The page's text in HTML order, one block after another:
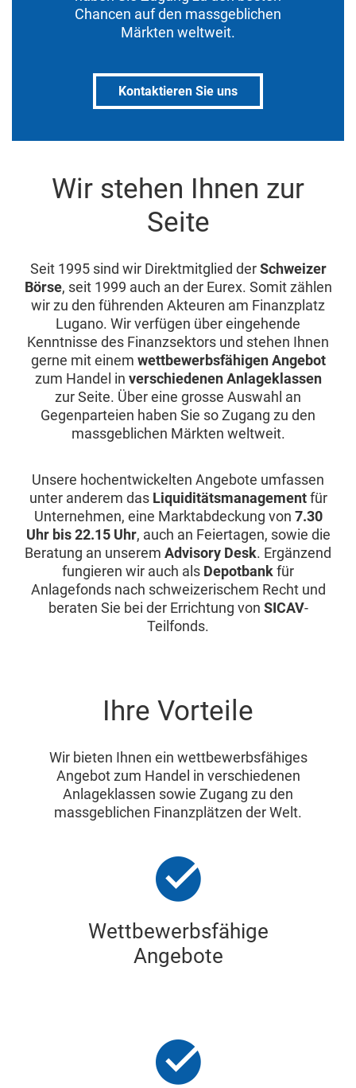
Chancen auf den massgeblichen
Märkten weltweit.
Kontaktieren Sie uns
Wir stehen Ihnen zur
Seite
Seit 1995 sind wir Direktmitglied derSchweizer
Börse, seit 1999 auch an der Eurex. Somit zählen
wir zu den führenden Akteuren am Finanzplatz
Lugano. Wir verfügen über eingehende
Kenntnisse des Finanzsektors und stehen Ihnen
gerne mit einem wettbewerbsfähigen Angebot
zum Handel in verschiedenen Anlageklassen
zur Seite. Über eine grosse Auswahl an
Gegenparteien haben Sie so Zugang zu den
massgeblichen Märkten weltweit.
Unsere hochentwickelten Angebote umfassen
unter anderem das Liquiditätsmanagementfür
Unternehmen, eine Marktabdeckung von 7.30
Uhr bis 22.15 Uhr, auch an Feiertagen, sowie die
Beratung an unserem Advisory Desk. Ergänzend
fungieren wir auch als Depotbankfür
Anlagefonds nach schweizerischem Recht und
beraten Sie bei der Errichtung von SICAV-
Teilfonds.
Ihre Vorteile
Wir bieten Ihnen ein wettbewerbsfähiges
Angebot zum Handel in verschiedenen
Anlageklassen sowie Zugang zu den
massgeblichen Finanzplätzen der Welt.
Wettbewerbsfähige
Angebote